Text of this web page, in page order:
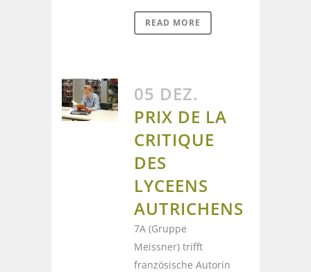
READ MORE
05 DEZ.
PRIX DE LA
CRITIQUE
DES
LYCEENS
AUTRICHENS
7A (Gruppe
Meissner) trifft
französische Autorin